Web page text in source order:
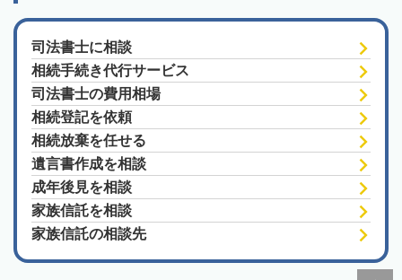
司法書士に相談
相続手続き代行サービス
司法書士の費用相場
相続登記を依頼
相続放棄を任せる
遺言書作成を相談
成年後見を相談
家族信託を相談
家族信託の相談先